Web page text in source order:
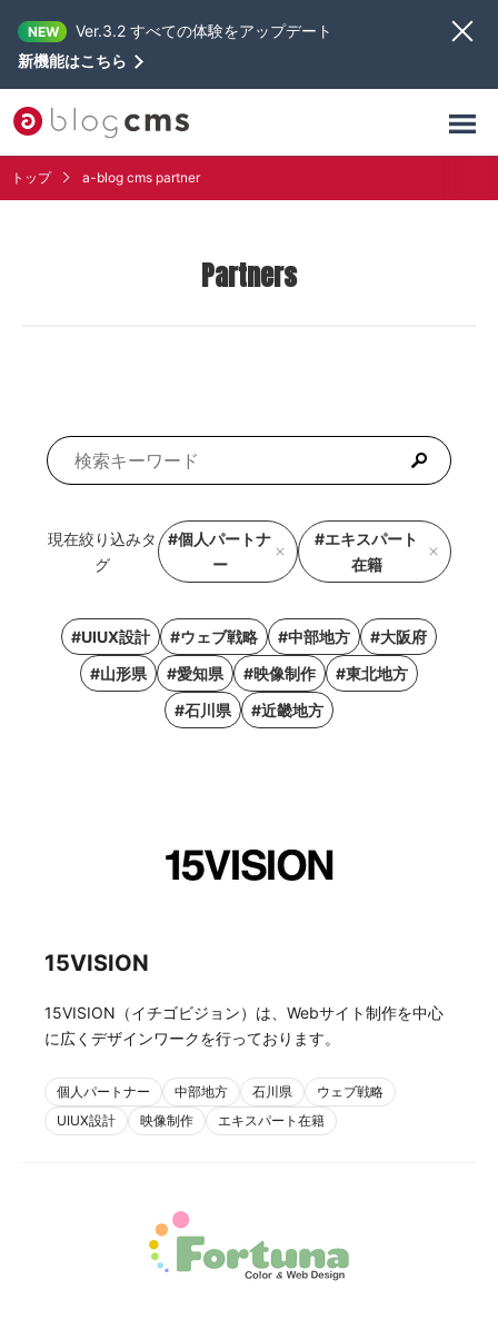
NEW
Ver.3.2 すべての体験をアップデート
新機能はこちら
トップ a-blog cms partner
Partners
現在絞り込みタ
グ
#個人パートナ
ー
#エキスパート
在籍
#UIUX設計 #ウェブ戦略 #中部地方
#大阪府
#山形県
#愛知県 #映像制作
#東北地方
#石川県
#近畿地方
15VISION
15VISION（イチゴビジョン）は、Webサイト制作を中心
に広くデザインワークを行っております。
個人パートナー 中部地方 石川県
ウェブ戦略
UIUX設計
映像制作 エキスパート在籍